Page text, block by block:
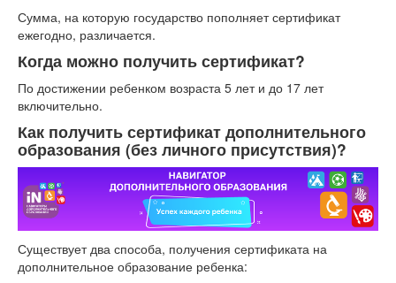
Сумма, на которую государство пополняет сертификат
ежегодно, различается.
Когда можно получить сертификат?
По достижении ребенком возраста 5 лет и до 17 лет
включительно.
Как получить сертификат дополнительного
образования (без личного присутствия)?
Существует два способа, получения сертификата на
дополнительное образование ребенка: